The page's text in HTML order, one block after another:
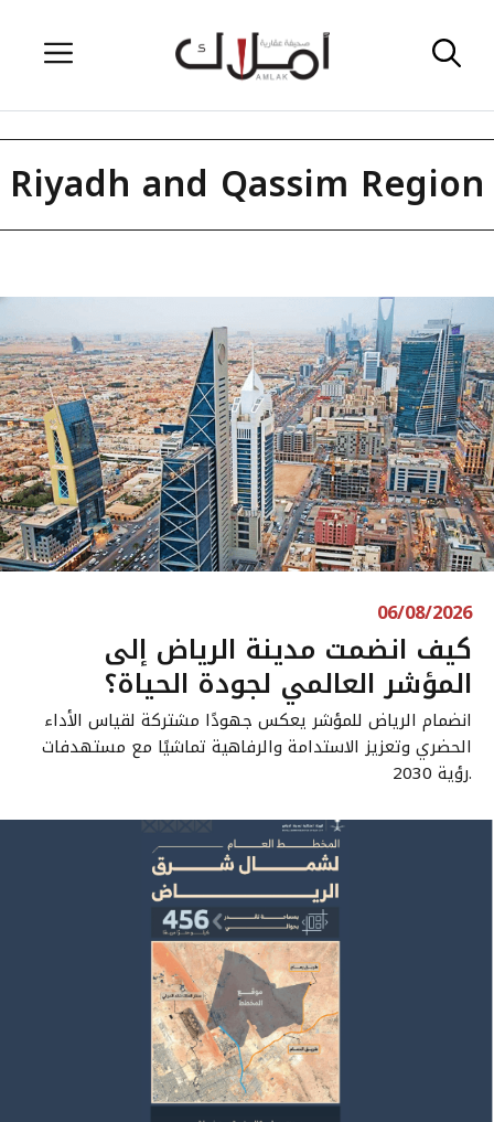
Menu
Riyadh and Qassim Region
06/08/2026
كيف انضمت مدينة الرياض إلى
المؤشر العالمي لجودة الحياة؟
انضمام الرياض للمؤشر يعكس جهودًا مشتركة لقياس الأداء
الحضري وتعزيز الاستدامة والرفاهية تماشيًا مع مستهدفات
رؤية 2030.